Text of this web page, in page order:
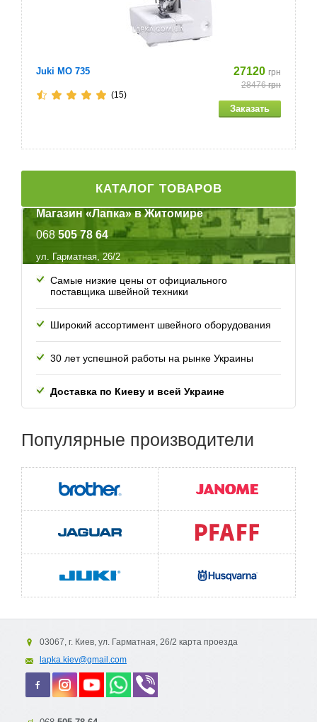
Juki MO 735 27120 грн
28476грн
(15)
КАТАЛОГ ТОВАРОВ
Магазин «Лапка» в Житомире
068 505 78 64
ул. Гарматная, 26/2
Самые низкие цены от официального
поставщика швейной техники
Широкий ассортимент швейного оборудования
30 лет успешной работы на рынке Украины
Доставка по Киеву и всей Украине
Популярные производители
03067, г. Киев, ул. Гарматная, 26/2 карта проезда
lapka.kiev@gmail.com